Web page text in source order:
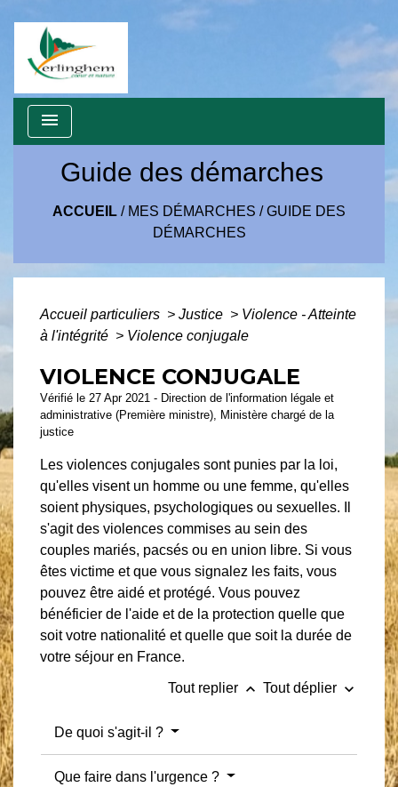
menu
Guide des démarches
ACCUEIL / MES DÉMARCHES /GUIDE DES
DÉMARCHES
Accueil particuliers > Justice > Violence - Atteinte
à l'intégrité > Violence conjugale
VIOLENCE CONJUGALE
Vérifié le 27 Apr 2021 - Direction de l'information légale et
administrative (Première ministre), Ministère chargé de la
justice
Les violences conjugales sont punies par la loi,
qu'elles visent un homme ou une femme, qu'elles
soient physiques, psychologiques ou sexuelles. Il
s'agit des violences commises au sein des
couples mariés, pacsés ou en union libre. Si vous
êtes victime et que vous signalez les faits, vous
pouvez être aidé et protégé. Vous pouvez
bénéficier de l'aide et de la protection quelle que
soit votre nationalité et quelle que soit la durée de
votre séjour en France.
Tout replier keyboard_arrow_up Tout déplier keyboard_arrow_down
De quoi s'agit-il ?
Que faire dans l'urgence ?